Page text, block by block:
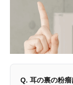
Q. 耳の裏の粉